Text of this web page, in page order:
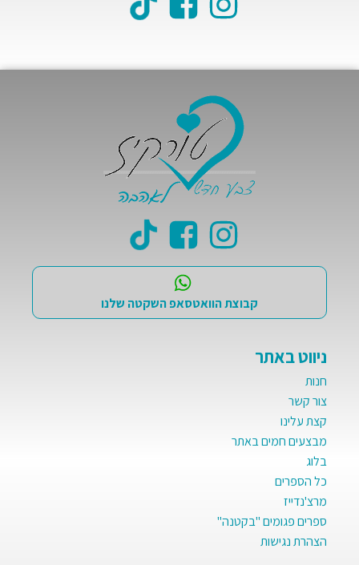
קבוצת הוואטסאפ השקטה שלנו
ניווט באתר
חנות
צור קשר
קצת עלינו
מבצעים חמים באתר
בלוג
כל הספרים
מרצ'נדייז
ספרים פגומים "בקטנה"
הצהרת נגישות